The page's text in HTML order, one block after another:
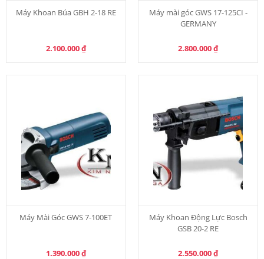
Máy Khoan Búa GBH 2-18 RE
2.100.000₫
Máy mài góc GWS 17-125CI -
GERMANY
2.800.000₫
Máy Mài Góc GWS 7-100ET
1.390.000₫
Máy Khoan Động Lực Bosch
GSB 20-2 RE
2.550.000₫